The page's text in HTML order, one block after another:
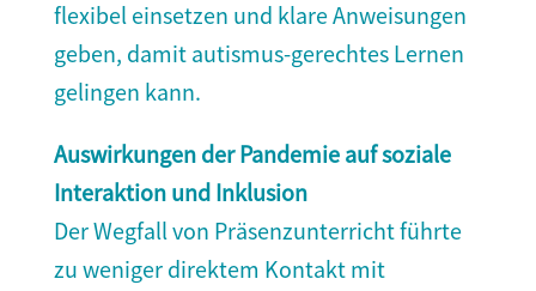
flexibel einsetzen und klare Anweisungen
geben, damit autismus-gerechtes Lernen
gelingen kann.
Auswirkungen der Pandemie auf soziale
Interaktion und Inklusion
Der Wegfall von Präsenzunterricht führte
zu weniger direktem Kontakt mit